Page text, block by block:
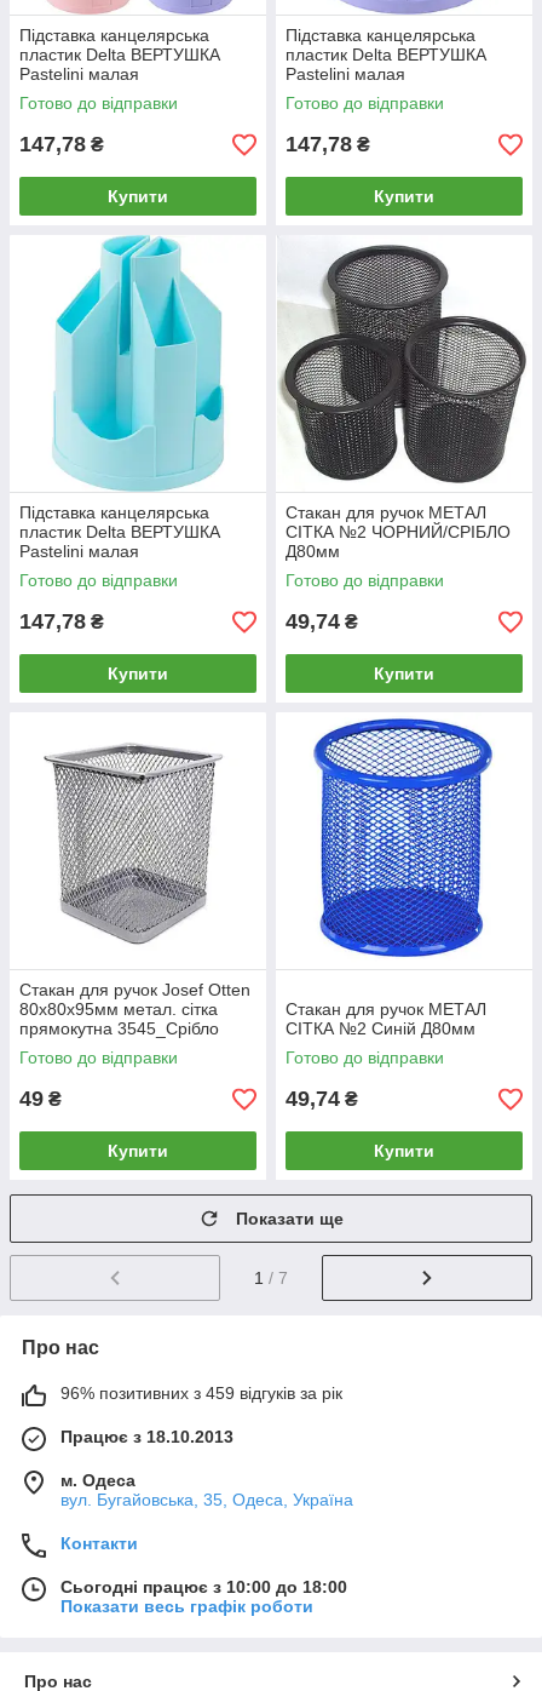
Підставка канцелярська
пластик Delta ВЕРТУШКА
Pastelini малая
D3003*_Голубой
Готово до відправки
147,78 ₴
Купити
Підставка канцелярська
пластик Delta ВЕРТУШКА
Pastelini малая
D3003*_Сиреневый
Готово до відправки
147,78 ₴
Купити
Підставка канцелярська
пластик Delta ВЕРТУШКА
Pastelini малая
D3003*_Мятный
Готово до відправки
147,78 ₴
Купити
Стакан для ручок МЕТАЛ
СІТКА №2 ЧОРНИЙ/СРІБЛО
Д80мм
Готово до відправки
49,74 ₴
Купити
Стакан для ручок Josef Otten
80x80х95мм метал. сітка
прямокутна 3545_Срібло
Готово до відправки
49 ₴
Купити
Стакан для ручок МЕТАЛ
СІТКА №2 Синій Д80мм
Готово до відправки
49,74 ₴
Купити
Показати ще
1 / 7
Про нас
96% позитивних з 459 відгуків за рік
Працює з 18.10.2013
м. Одеса
вул. Бугайовська, 35, Одеса, Україна
Контакти
Сьогодні працює з 10:00 до 18:00
Показати весь графік роботи
Про нас